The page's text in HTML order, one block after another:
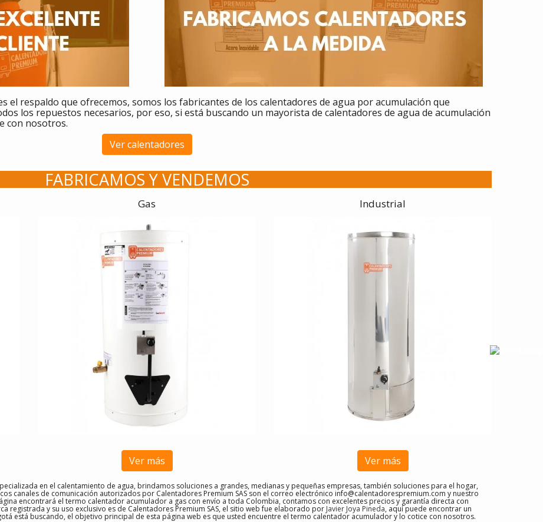
el respaldo que ofrecemos, somos los fabricantes de los calentadores de agua por acumulación que
los repuestos necesarios, por eso, si está buscando un mayorista de calentadores de agua de acumulación
con nosotros.
Ver calentadores
FABRICAMOS Y VENDEMOS
Gas
Ver más
Industrial
Ver más
en el calentamiento de agua, brindamos soluciones a grandes, medianas y pequeñas empresas, también soluciones para el hogar,
canales de comunicación autorizados por Calentadores Premium SAS son el correo electrónico info@calentadorespremium.com y nuestro
encontrará el termo calentador acumulador a gas con envío a toda Colombia, contamos con excelentes precios y garantía directa con
registrada y su uso exclusivo es de Calentadores Premium SAS, el sitio web fue elaborado por Javier Joya Pineda, aquí puede encontrar un
está buscando, el objetivo principal de esta página web es que usted encuentre el termo calentador acumulador y lo cotice con nosotros.